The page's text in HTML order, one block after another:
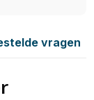
vragen